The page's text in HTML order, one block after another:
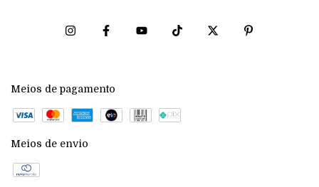
Meios de pagamento
Meios de envio